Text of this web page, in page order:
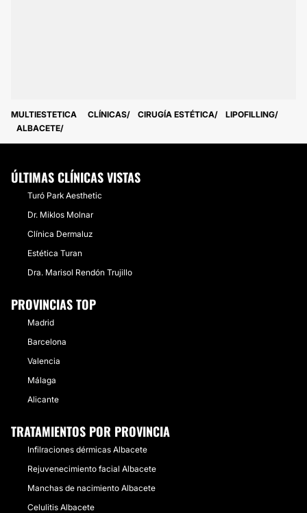
MULTIESTETICA CLÍNICAS CIRUGÍA ESTÉTICA
LIPOFILLING
ALBACETE
ÚLTIMAS CLÍNICAS VISTAS
Turó Park Aesthetic
Dr. Miklos Molnar
Clínica Dermaluz
Estética Turan
Dra. Marisol Rendón Trujillo
PROVINCIAS TOP
Madrid
Barcelona
Valencia
Málaga
Alicante
TRATAMIENTOS POR PROVINCIA
Infilraciones dérmicas Albacete
Rejuvenecimiento facial Albacete
Manchas de nacimiento Albacete
Celulitis Albacete